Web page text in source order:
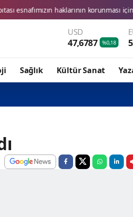
haklarının korunması için
USD
47,6787 %0,18
Sağlık Kültür Sanat